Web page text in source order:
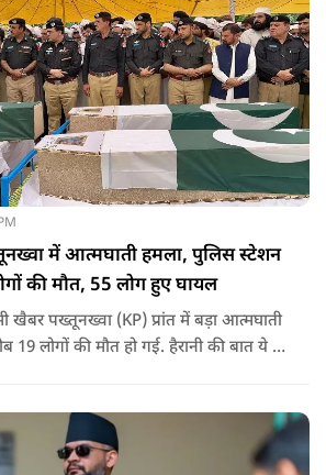
में आत्मघाती हमला, पुलिस स्टेशन
की मौत, 55 लोग हुए घायल
खैबर पख्तूनख्वा (KP) प्रांत में बड़ा आत्मघाती
लोगों की मौत हो गई. हैरानी की बात ये है